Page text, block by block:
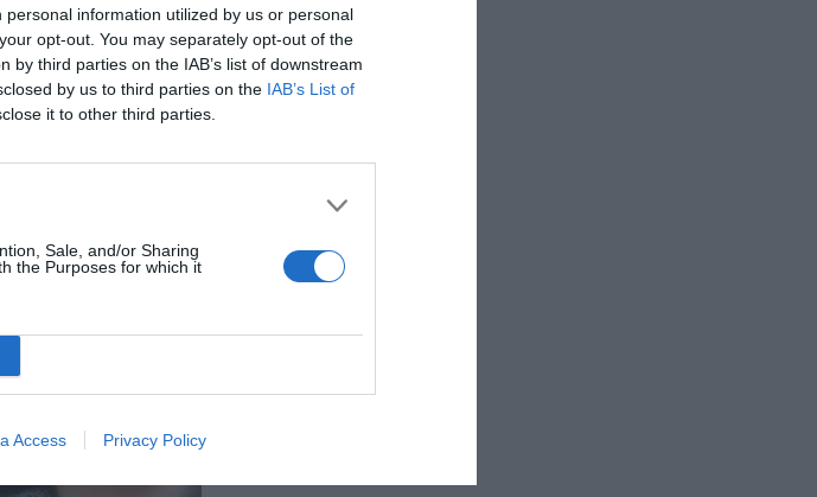
information utilized by us or personal
opt-out. You may separately opt-out of the
third parties on the IAB’s list of downstream
by us to third parties on the IAB’s List of
it to other third parties.
Sale, and/or Sharing
the Purposes for which it
Access Privacy Policy